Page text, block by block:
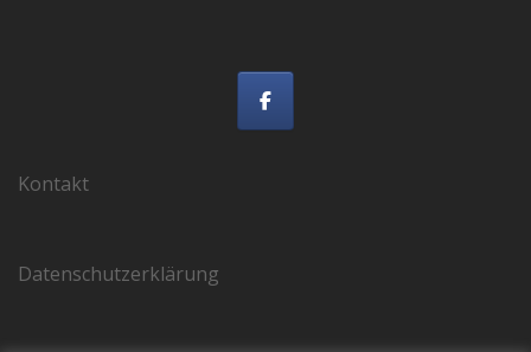
Kontakt
Datenschutzerklärung